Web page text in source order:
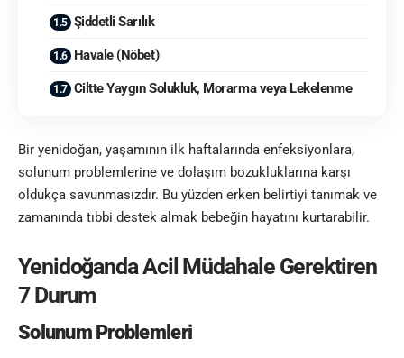
Şiddetli Sarılık
Havale (Nöbet)
Ciltte Yaygın Solukluk, Morarma veya Lekelenme
Bir yenidoğan, yaşamının ilk haftalarında enfeksiyonlara,
solunum problemlerine ve dolaşım bozukluklarına karşı
oldukça savunmasızdır. Bu yüzden erken belirtiyi tanımak ve
zamanında tıbbi destek almak bebeğin hayatını kurtarabilir.
Yenidoğanda Acil Müdahale Gerektiren
7 Durum
Solunum Problemleri